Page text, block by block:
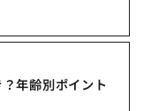
年齢別ポイント